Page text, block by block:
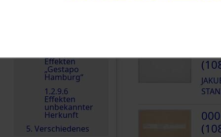
Effekten
„Gestapo
Hamburg“
1.2.9.6
Effekten
unbekannter
Herkunft
5. Verschiedenes